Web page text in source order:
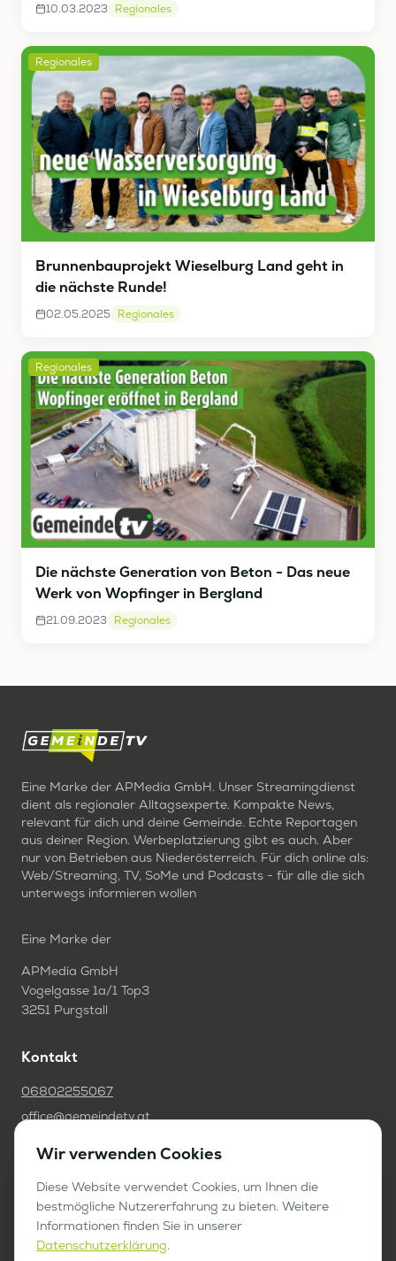
10.03.2023 Regionales
Regionales
Brunnenbauprojekt Wieselburg Land geht in
die nächste Runde!
02.05.2025 Regionales
Regionales
Die nächste Generation von Beton - Das neue
Werk von Wopfinger in Bergland
21.09.2023 Regionales
Eine Marke der APMedia GmbH. Unser Streamingdienst
dient als regionaler Alltagsexperte. Kompakte News,
relevant für dich und deine Gemeinde. Echte Reportagen
aus deiner Region. Werbeplatzierung gibt es auch. Aber
nur von Betrieben aus Niederösterreich. Für dich online als:
Web/Streaming, TV, SoMe und Podcasts - für alle die sich
unterwegs informieren wollen
Eine Marke der
APMedia GmbH
Vogelgasse 1a/1 Top3
3251 Purgstall
Kontakt
06802255067
office@gemeindetv.at
FAQ
IMPRESSUM
DATENSCHUTZ
Wir verwenden Cookies
Diese Website verwendet Cookies, um Ihnen die
bestmögliche Nutzererfahrung zu bieten. Weitere
Informationen finden Sie in unserer
Datenschutzerklärung.